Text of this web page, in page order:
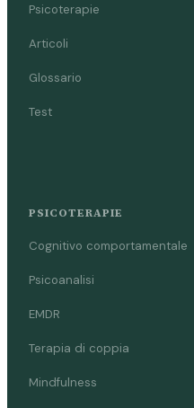
Psicoterapie
Articoli
Glossario
Test
PSICOTERAPIE
Cognitivo comportamentale
Psicoanalisi
EMDR
Terapia di coppia
Mindfulness